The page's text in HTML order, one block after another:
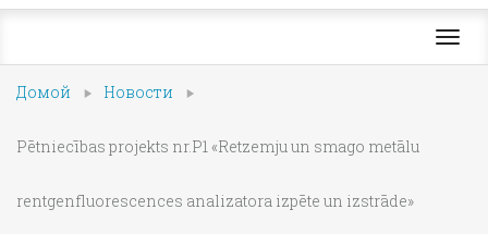
Домой Новости
Pētniecības projekts nr.P1 «Retzemju un smago metālu
rentgenfluorescences analizatora izpēte un izstrāde»